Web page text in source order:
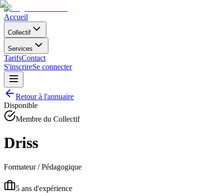
Accueil
Collectif
Services
TarifsContact
S'inscrireSe connecter
Retour à l'annuaire
Disponible
Membre du Collectif
Driss
Formateur / Pédagogique
5 ans d'expérience